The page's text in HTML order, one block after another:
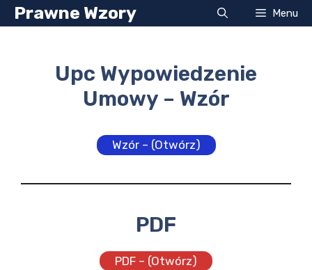
Przejdź
do
Prawne Wzory Menu
Upc Wypowiedzenie
Umowy – Wzór
Wzór – (Otwórz)
PDF
PDF – (Otwórz)